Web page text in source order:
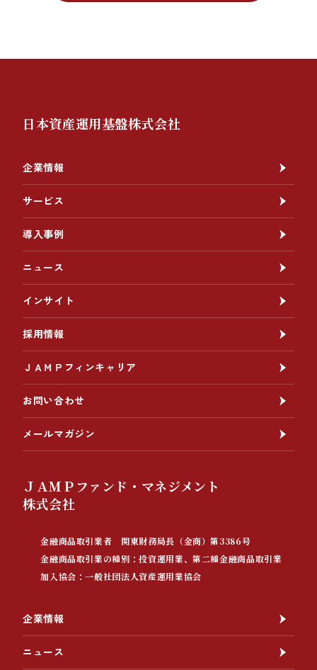
日本資産運用基盤株式会社
企業情報
サービス
導入事例
ニュース
インサイト
採用情報
ＪＡＭＰフィンキャリア
お問い合わせ
メールマガジン
ＪＡＭＰファンド・マネジメント
株式会社
金融商品取引業者 関東財務局長（金商）第3386号
金融商品取引業の種別：投資運用業、第二種金融商品取引業
加入協会：一般社団法人資産運用業協会
企業情報
ニュース